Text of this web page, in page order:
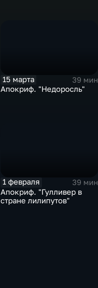
15 марта
39 мин
Апокриф. "Недоросль"
1 февраля
39 мин
Апокриф. "Гулливер в
стране лилипутов"